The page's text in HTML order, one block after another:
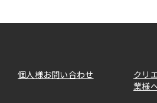
個人様お問い合わせ
クリ
業様